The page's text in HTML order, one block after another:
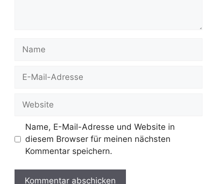
Mail-
Name, E-Mail-Adresse und Website in
diesem Browser für meinen nächsten
Kommentar speichern.